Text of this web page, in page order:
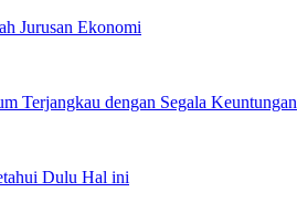
Jurusan Ekonomi
Terjangkau dengan Segala Keuntungan
Dulu Hal ini